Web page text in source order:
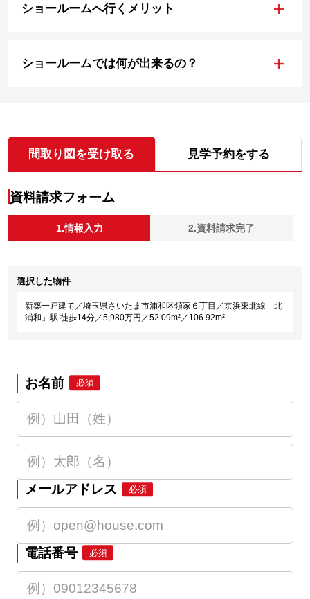
ショールームへ行くメリット +
ショールームでは何が出来るの？ +
間取り図を受け取る 見学予約をする
資料請求フォーム
1.情報入力 2.資料請求完了
選択した物件
新築一戸建て／埼玉県さいたま市浦和区領家６丁目／京浜東北線「北
浦和」駅 徒歩14分／5,980万円／52.09m²／106.92m²
お名前 必須
メールアドレス 必須
電話番号 必須